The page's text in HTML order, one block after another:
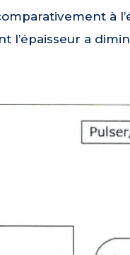
à
l’épaisseur a